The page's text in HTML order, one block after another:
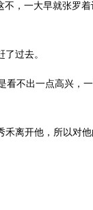
，一大早就张罗着
过去。
不出一点高兴，一
离开他，所以对他